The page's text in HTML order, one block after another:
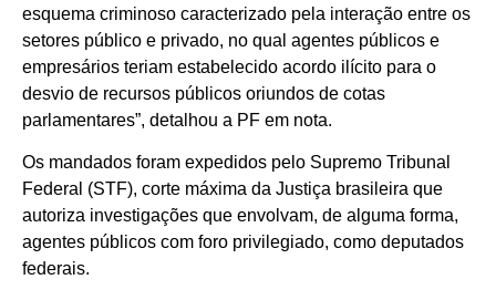
esquema criminoso caracterizado pela interação entre os
setores público e privado, no qual agentes públicos e
empresários teriam estabelecido acordo ilícito para o
desvio de recursos públicos oriundos de cotas
parlamentares”, detalhou a PF em nota.
Os mandados foram expedidos pelo Supremo Tribunal
Federal (STF), corte máxima da Justiça brasileira que
autoriza investigações que envolvam, de alguma forma,
agentes públicos com foro privilegiado, como deputados
federais.